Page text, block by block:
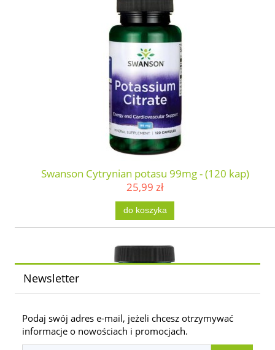
Swanson Cytrynian potasu 99mg - (120 kap)
25,99 zł
do koszyka
Newsletter
Podaj swój adres e-mail, jeżeli chcesz otrzymywać
informacje o nowościach i promocjach.